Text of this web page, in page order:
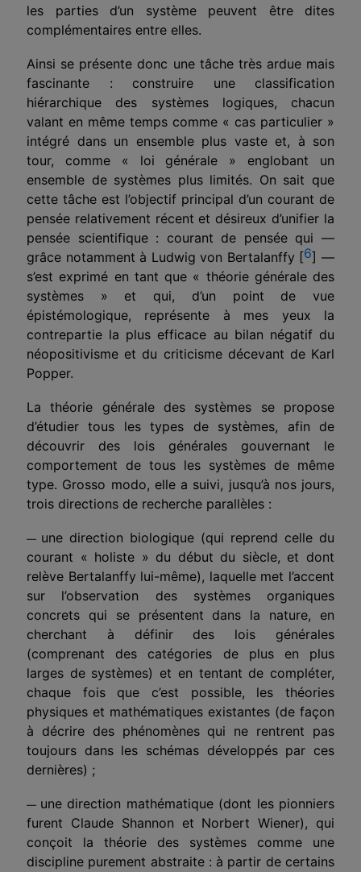
les parties d’un système peuvent être dites
complémentaires entre elles.
Ainsi se présente donc une tâche très ardue mais
fascinante : construire une classification
hiérarchique des systèmes logiques, chacun
valant en même temps comme « cas particulier »
intégré dans un ensemble plus vaste et, à son
tour, comme « loi générale » englobant un
ensemble de systèmes plus limités. On sait que
cette tâche est l’objectif principal d’un courant de
pensée relativement récent et désireux d’unifier la
pensée scientifique : courant de pensée qui —
grâce notamment à Ludwig von Bertalanffy [6] —
s’est exprimé en tant que « théorie générale des
systèmes » et qui, d’un point de vue
épistémologique, représente à mes yeux la
contrepartie la plus effi­cace au bilan négatif du
néopositivisme et du criticisme décevant de Karl
Popper.
La théorie générale des systèmes se propose
d’étudier tous les types de systèmes, afin de
découvrir des lois générales gouvernant le
comportement de tous les systèmes de même
type. Grosso modo, elle a suivi, jusqu’à nos jours,
trois directions de recherche parallèles :
— une direction biologique (qui reprend celle du
courant « holiste » du début du siècle, et dont
relève Bertalanffy lui-même), laquelle met l’accent
sur l’observation des systèmes organiques
concrets qui se présentent dans la nature, en
cherchant à définir des lois générales
(comprenant des catégories de plus en plus
larges de systèmes) et en tentant de compléter,
chaque fois que c’est possible, les théories
physiques et mathématiques existantes (de façon
à décrire des phénomènes qui ne rentrent pas
toujours dans les schémas développés par ces
dernières) ;
— une direction mathématique (dont les pionniers
furent Claude Shannon et Norbert Wiener), qui
conçoit la théorie des systèmes comme une
discipline purement abstraite : à partir de certains